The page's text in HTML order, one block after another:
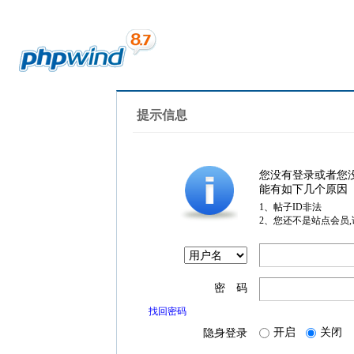
提示信息
您没有登录或者您
能有如下几个原因
1、帖子ID非法
2、您还不是站点会员
密 码
找回密码
隐身登录 开启 关闭